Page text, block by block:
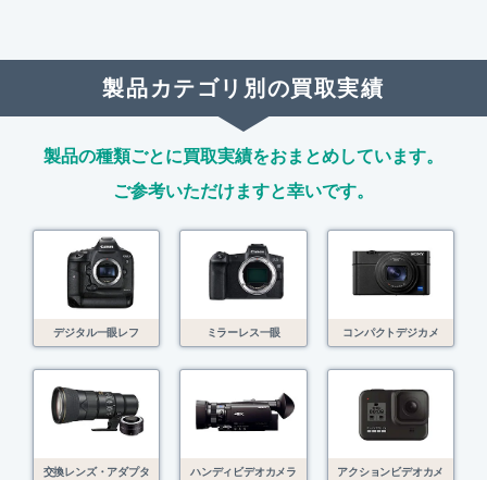
製品カテゴリ別の買取実績
製品の種類ごとに買取実績をおまとめしています。
ご参考いただけますと幸いです。
デジタル一眼レフ ミラーレス一眼 コンパクトデジカメ
交換レンズ・アダプタ ハンディビデオカメラ
アクションビデオカメ